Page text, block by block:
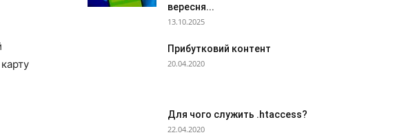
вересня...
13.10.2025
Прибутковий контент
20.04.2020
Для чого служить .htaccess?
22.04.2020